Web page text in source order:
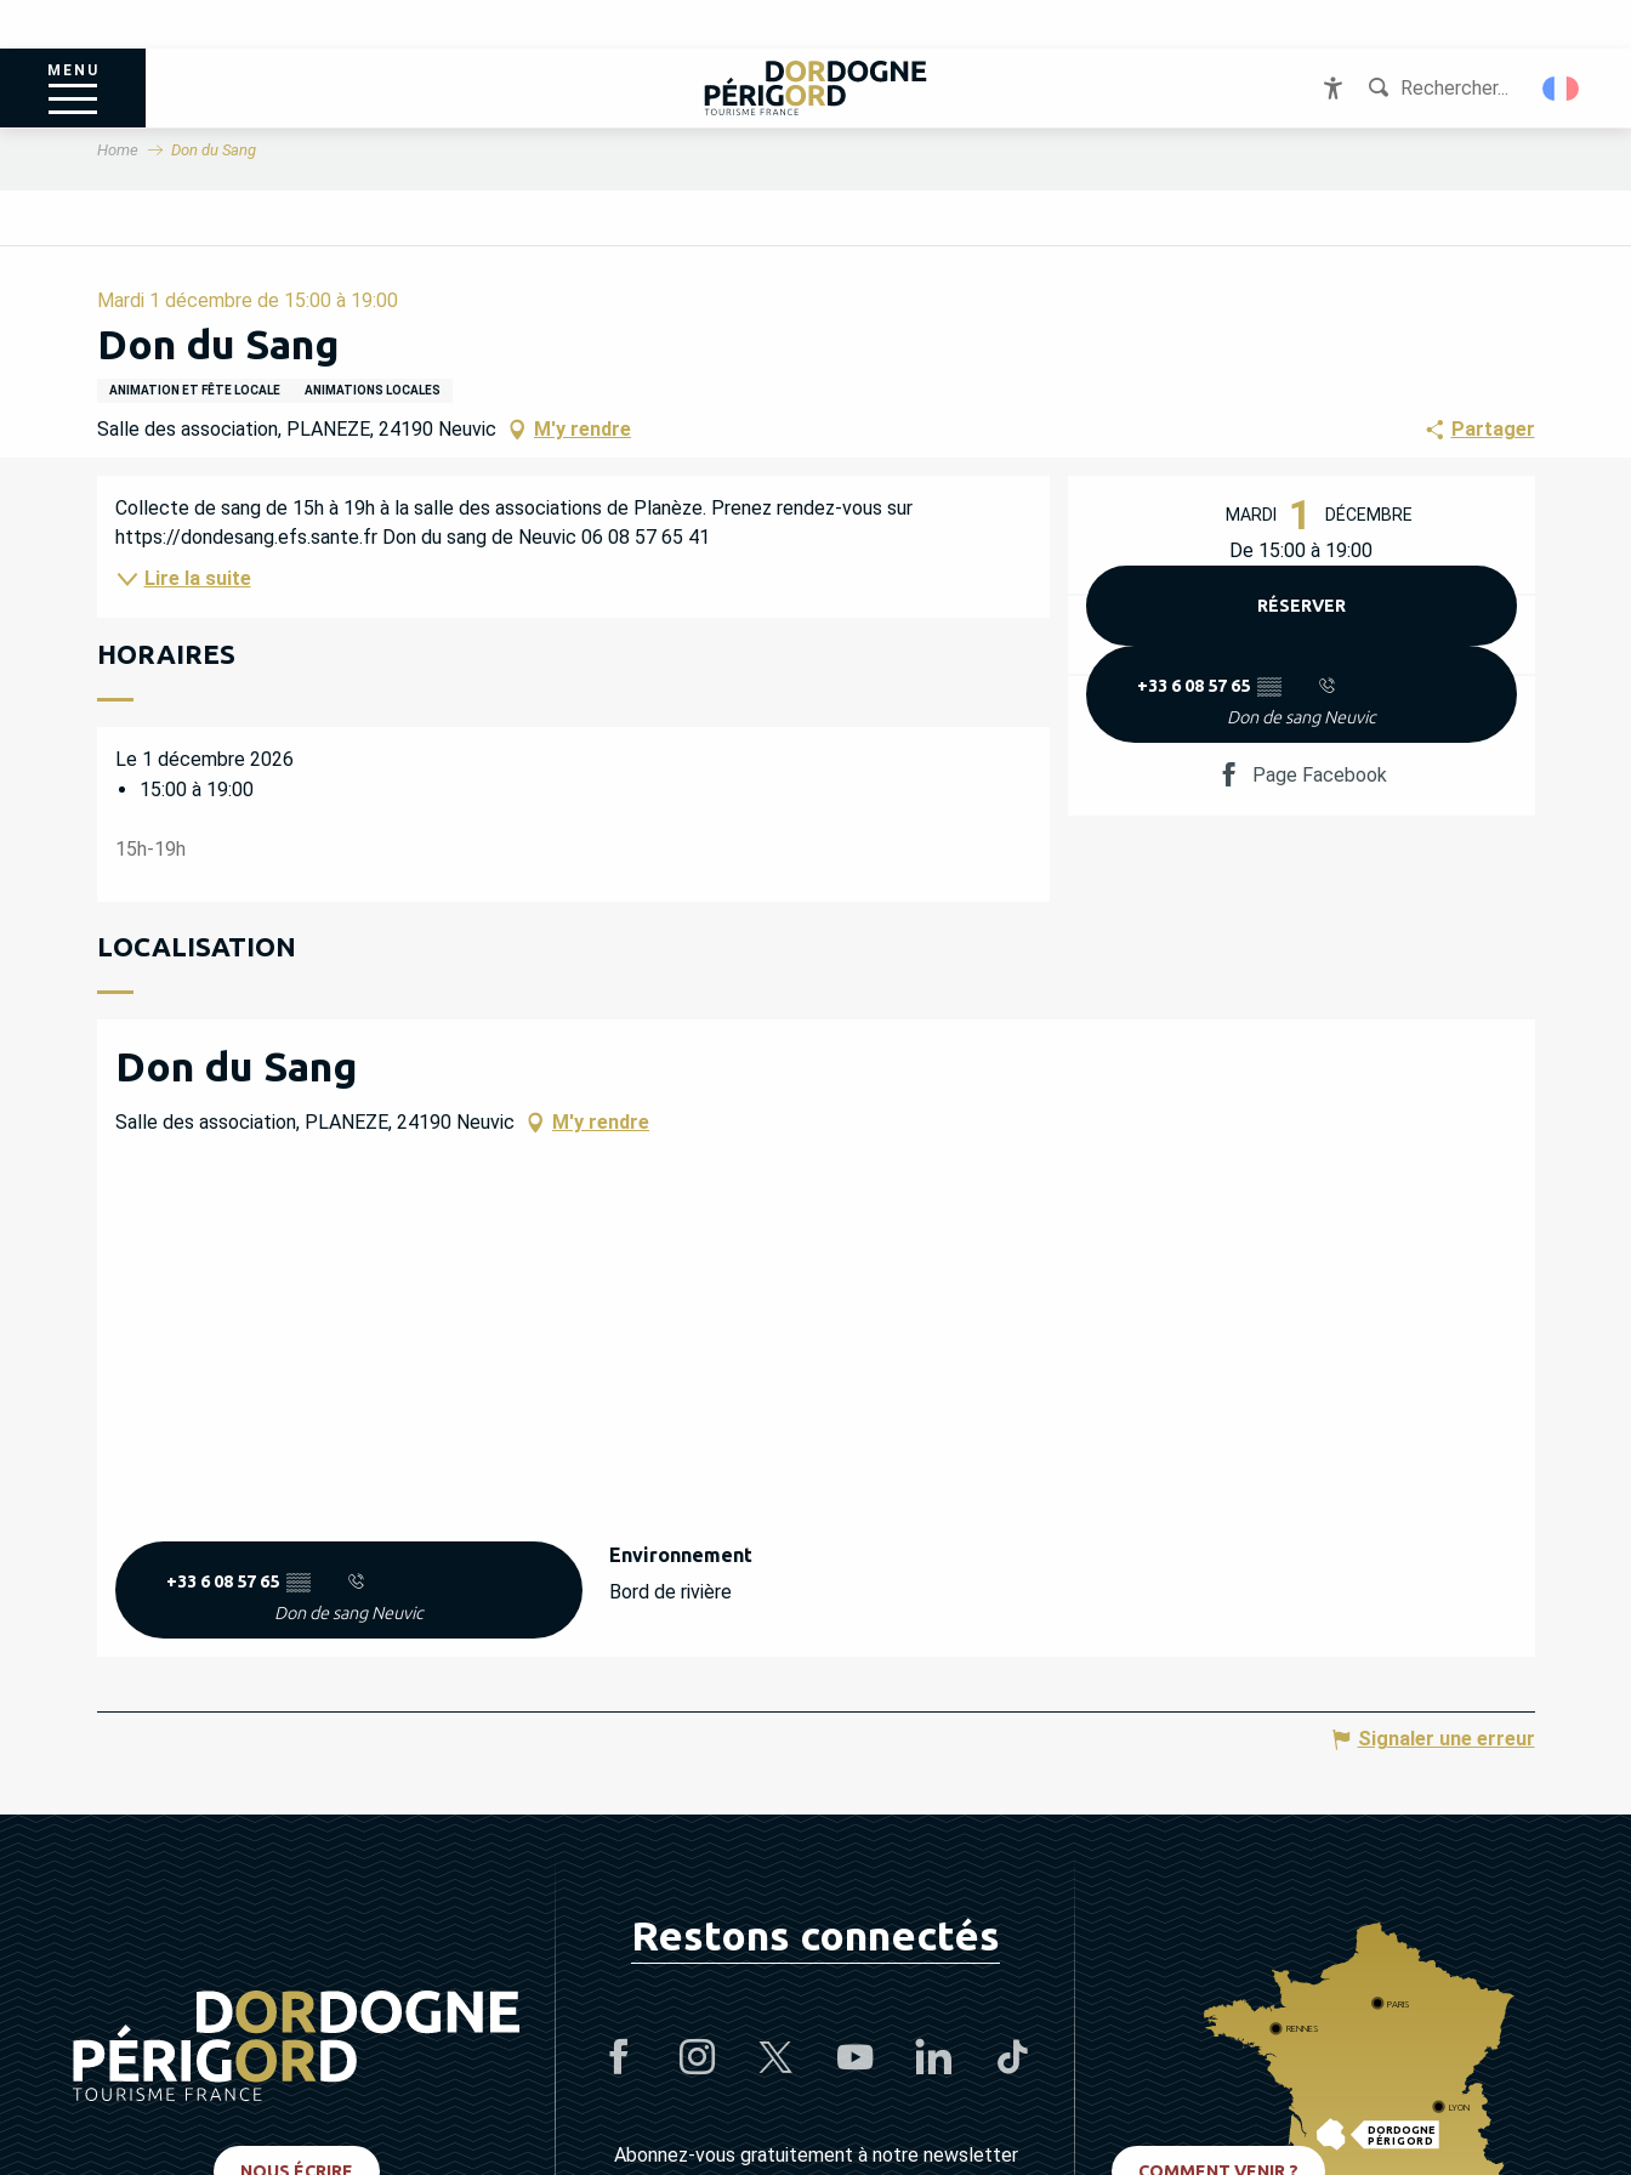
MENU
Rechercher...
Home Don du Sang
Mardi 1 décembre de 15:00 à 19:00
Don du Sang
ANIMATION ET FÊTE LOCALE ANIMATIONS LOCALES
Salle des association, PLANEZE, 24190 Neuvic M'y rendre Partager
OUVERTURE ET
MARDI 1 DÉCEMBRE
De 15:00 à 19:00
RÉSERVER
+33 6 08 57 65 ▒▒
Don de sang Neuvic
Page Facebook
DESCRIPTION
Collecte de sang de 15h à 19h à la salle des associations de Planèze. Prenez rendez-vous sur
https://dondesang.efs.sante.fr Don du sang de Neuvic 06 08 57 65 41
Lire la suite
HORAIRES
Le 1 décembre 2026
15:00 à 19:00
15h-19h
LOCALISATION
Don du Sang
Salle des association, PLANEZE, 24190 Neuvic M'y rendre
+33 6 08 57 65 ▒▒
Don de sang Neuvic
Environnement
Environnement
Bord de rivière
Signaler une erreur
Restons connectés
Abonnez-vous gratuitement à notre newsletter
DORDOGNE
PÉRIGORD
PARIS
RENNES
LYON